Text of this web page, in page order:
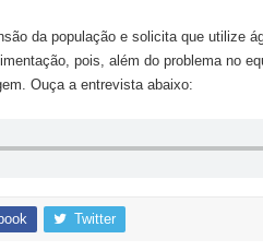
da população e solicita que utilize
pois, além do problema no
Ouça a entrevista abaixo:
Twitter